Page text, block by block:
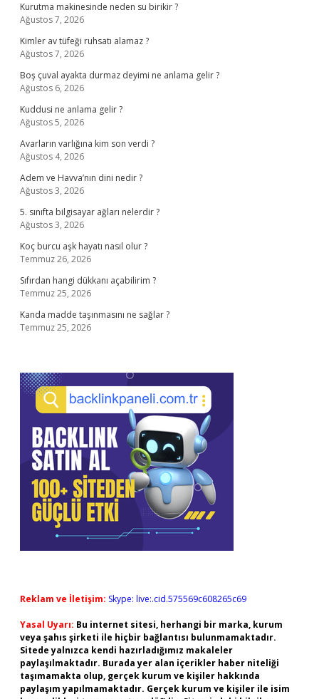
Kurutma makinesinde neden su birikir ?
Ağustos 7, 2026
Kimler av tüfeği ruhsatı alamaz ?
Ağustos 7, 2026
Boş çuval ayakta durmaz deyimi ne anlama gelir ?
Ağustos 6, 2026
Kuddusi ne anlama gelir ?
Ağustos 5, 2026
Avarların varlığına kim son verdi ?
Ağustos 4, 2026
Adem ve Havva’nın dini nedir ?
Ağustos 3, 2026
5. sınıfta bilgisayar ağları nelerdir ?
Ağustos 3, 2026
Koç burcu aşk hayatı nasıl olur ?
Temmuz 26, 2026
Sıfırdan hangi dükkanı açabilirim ?
Temmuz 25, 2026
Kanda madde taşınmasını ne sağlar ?
Temmuz 25, 2026
Reklam ve İletişim: Skype: live:.cid.575569c608265c69
Yasal Uyarı: Bu internet sitesi, herhangi bir marka, kurum
veya şahıs şirketi ile hiçbir bağlantısı bulunmamaktadır.
Sitede yalnızca kendi hazırladığımız makaleler
paylaşılmaktadır. Burada yer alan içerikler haber niteliği
taşımamakta olup, gerçek kurum ve kişiler hakkında
paylaşım yapılmamaktadır. Gerçek kurum ve kişiler ile isim